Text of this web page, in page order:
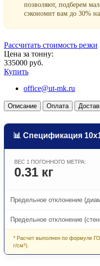
позволяют, подберем
сэкономит вам до 30% на
Рассчитать стоимость резки
Цена за тонну:
335000 руб.
Купить
office@ut-mk.ru
Описание Оплата
📊 Спецификация
ВЕС 1 ПОГОННОГО МЕТРА:
0.31 кг
Предельное отклонение
Предельное отклонение
* Расчет выполнен по формуле
г/см³).